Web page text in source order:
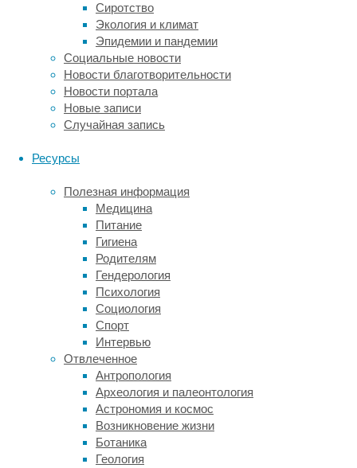
Сиротство
Экология и климат
Эпидемии и пандемии
Социальные новости
Новости благотворительности
Новости портала
Новые записи
Случайная запись
Ресурсы
Полезная информация
Медицина
Питание
Гигиена
Родителям
Гендерология
Психология
Социология
Спорт
Интервью
Отвлеченное
Антропология
Археология и палеонтология
Астрономия и космос
Возникновение жизни
Ботаника
Геология
технических
особенностей
помещения.
Такой
индивидуальный
подход
гарантирует,
что
продукт
только
идеально
впишется
интерьер,
но
подчеркнёт
общий
дизайн.
После
утверждения
параметров
опытные
мастера